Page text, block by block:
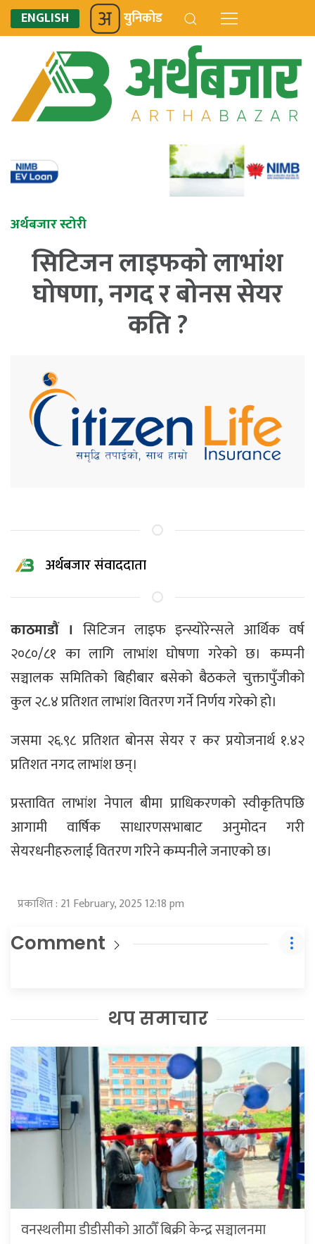
ENGLISH युनिकोड
अर्थबजार स्टोरी
सिटिजन लाइफकाे लाभांश
घोषणा, नगद र बोनस सेयर
कति ?
अर्थबजार संवाददाता
काठमाडौं । सिटिजन लाइफ इन्स्योरेन्सले आर्थिक वर्ष
२०८०/८१ का लागि लाभांश घोषणा गरेको छ। कम्पनी
सञ्चालक समितिको बिहीबार बसेको बैठकले चुक्तापुँजीको
कुल २८.४ प्रतिशत लाभांश वितरण गर्ने निर्णय गरेको हो।
जसमा २६.९८ प्रतिशत बोनस सेयर र कर प्रयोजनार्थ १.४२
प्रतिशत नगद लाभांश छन्।
प्रस्तावित लाभांश नेपाल बीमा प्राधिकरणको स्वीकृतिपछि
आगामी वार्षिक साधारणसभाबाट अनुमोदन गरी
सेयरधनीहरुलाई वितरण गरिने कम्पनीले जनाएको छ।
प्रकाशित : 21 February, 2025 12:18 pm
Comment
थप समाचार
वनस्थलीमा डीडीसीको आठौँ बिक्री केन्द्र सञ्चालनमा